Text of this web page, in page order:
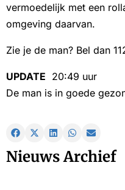
vermoedelijk met een
omgeving daarvan.
Zie je de man? Bel dan
UPDATE 20:49 uur
De man is in goede
Nieuws Archief